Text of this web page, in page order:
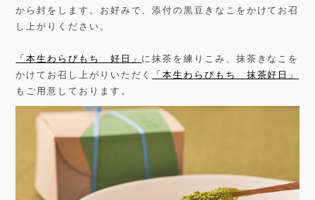
から封をします。お好みで、添付の黒豆きなこをかけてお召
し上がりください。
「本生わらびもち 好日」 に抹茶を練りこみ、抹茶きなこを
かけてお召し上がりいただく
「本生わらびもち 抹茶好日」
もご用意しております。